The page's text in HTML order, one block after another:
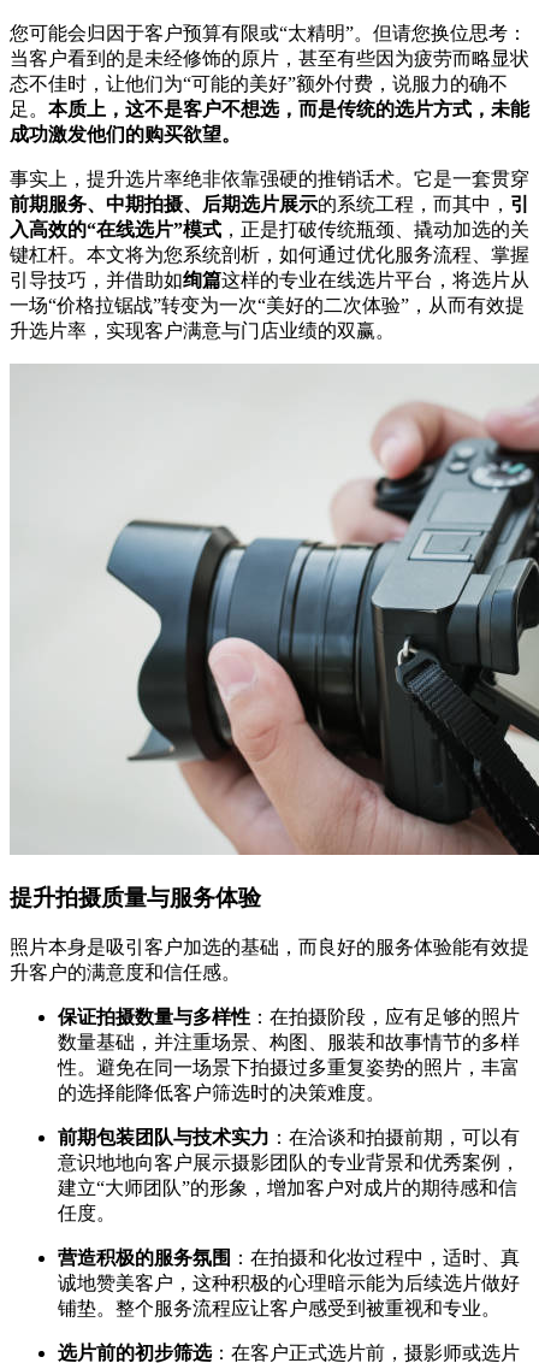
您可能会归因于客户预算有限或“太精明”。但请您换位思考：
当客户看到的是未经修饰的原片，甚至有些因为疲劳而略显状
态不佳时，让他们为“可能的美好”额外付费，说服力的确不
足。 本质上，这不是客户不想选，而是传统的选片方式，未能
成功激发他们的购买欲望。
事实上，提升选片率绝非依靠强硬的推销话术。它是一套贯穿
前期服务、中期拍摄、后期选片展示的系统工程，而其中， 引
入高效的“在线选片”模式 ，正是打破传统瓶颈、撬动加选的关
键杠杆。本文将为您系统剖析，如何通过优化服务流程、掌握
引导技巧，并借助如绚篇这样的专业在线选片平台，将选片从
一场“价格拉锯战”转变为一次“美好的二次体验”，从而有效提
升选片率，实现客户满意与门店业绩的双赢。
提升拍摄质量与服务体验
照片本身是吸引客户加选的基础，而良好的服务体验能有效提
升客户的满意度和信任感。
保证拍摄数量与多样性 ：在拍摄阶段，应有足够的照片
数量基础，并注重场景、构图、服装和故事情节的多样
性。避免在同一场景下拍摄过多重复姿势的照片，丰富
的选择能降低客户筛选时的决策难度。
前期包装团队与技术实力 ：在洽谈和拍摄前期，可以有
意识地地向客户展示摄影团队的专业背景和优秀案例，
建立“大师团队”的形象，增加客户对成片的期待感和信
任度。
营造积极的服务氛围 ：在拍摄和化妆过程中，适时、真
诚地赞美客户，这种积极的心理暗示能为后续选片做好
铺垫。整个服务流程应让客户感受到被重视和专业。
选片前的初步筛选：在客户正式选片前，摄影师或选片